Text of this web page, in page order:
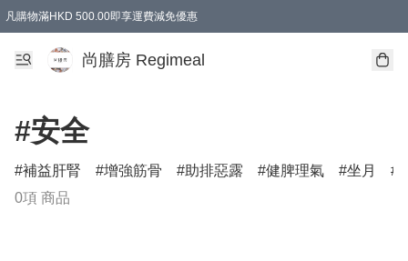
凡購物滿HKD 500.00即享運費減免優惠
尚膳房 Regimeal
#安全
補益肝腎 增強筋骨 助排惡露 健脾理氣 坐月
0項 商品